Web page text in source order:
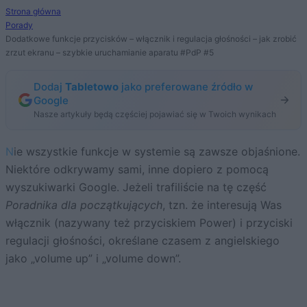
Strona główna
Porady
Dodatkowe funkcje przycisków – włącznik i regulacja głośności – jak zrobić
zrzut ekranu – szybkie uruchamianie aparatu #PdP #5
Dodaj Tabletowo jako preferowane źródło w
Google
Nasze artykuły będą częściej pojawiać się w Twoich wynikach
Nie wszystkie funkcje w systemie są zawsze objaśnione.
Niektóre odkrywamy sami, inne dopiero z pomocą
wyszukiwarki Google. Jeżeli trafiliście na tę część
Poradnika dla początkujących, tzn. że interesują Was
włącznik (nazywany też przyciskiem Power) i przyciski
regulacji głośności, określane czasem z angielskiego
jako „volume up” i „volume down”.